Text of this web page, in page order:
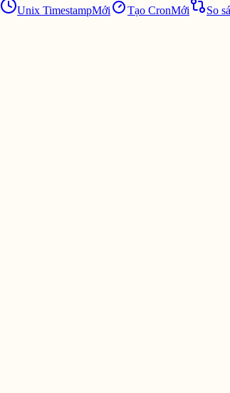
Unix TimestampMới Tạo CronMới So